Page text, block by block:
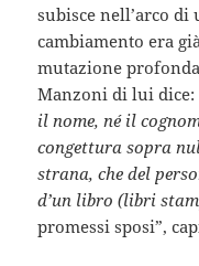
subisce nell’arco di
cambiamento era
mutazione
Manzoni di lui dice:
il nome, né il
congettura sopra
strana, che del
d’un libro (libri
promessi sposi”,